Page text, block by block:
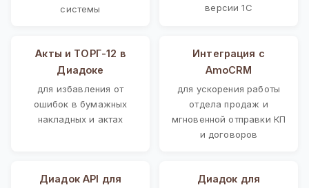
системы
версии 1С
Акты и ТОРГ-12 в
Диадоке
для избавления от
ошибок в бумажных
накладных и актах
Интеграция с
AmoCRM
для ускорения работы
отдела продаж и
мгновенной отправки КП
и договоров
Диадок API для
Диадок для